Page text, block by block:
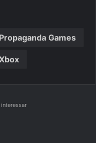
Games